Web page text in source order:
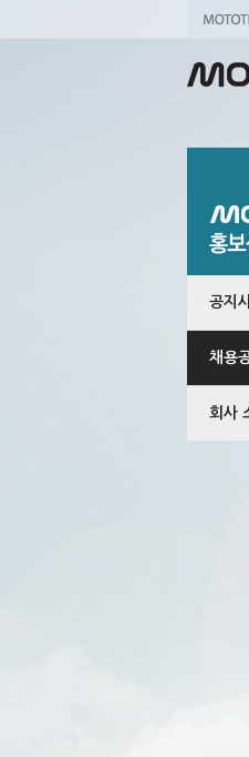
공지
채용
회사